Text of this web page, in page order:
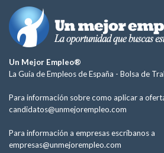
Un Mejor Empleo®
La Guía de Empleos de España - Bolsa de
Para información sobre como aplicar a
candidatos@unmejorempleo.com
Para información a empresas escríbanos a
empresas@unmejorempleo.com